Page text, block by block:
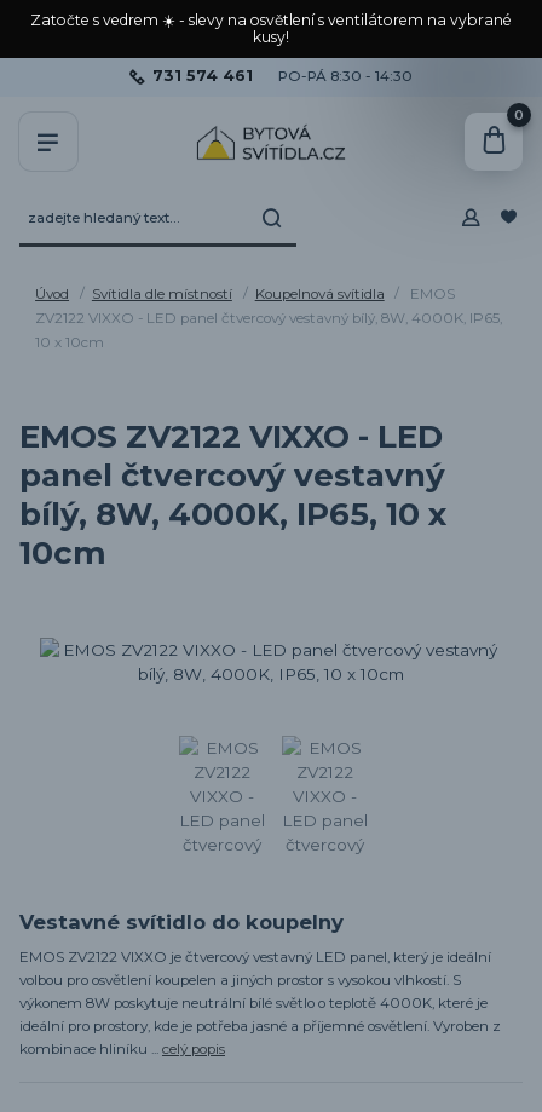
Zatočte s vedrem ☀️ - slevy na osvětlení s ventilátorem na vybrané
kusy!
731 574 461 PO-PÁ 8:30 - 14:30
0
Úvod Svítidla dle místností Koupelnová svítidla
EMOS
ZV2122 VIXXO - LED panel čtvercový vestavný bílý, 8W, 4000K, IP65,
10 x 10cm
EMOS ZV2122 VIXXO - LED
panel čtvercový vestavný
bílý, 8W, 4000K, IP65, 10 x
10cm
Vestavné svítidlo do koupelny
EMOS ZV2122 VIXXO je čtvercový vestavný LED panel, který je ideální
volbou pro osvětlení koupelen a jiných prostor s vysokou vlhkostí. S
výkonem 8W poskytuje neutrální bílé světlo o teplotě 4000K, které je
ideální pro prostory, kde je potřeba jasné a příjemné osvětlení. Vyroben z
kombinace hliníku ... celý popis